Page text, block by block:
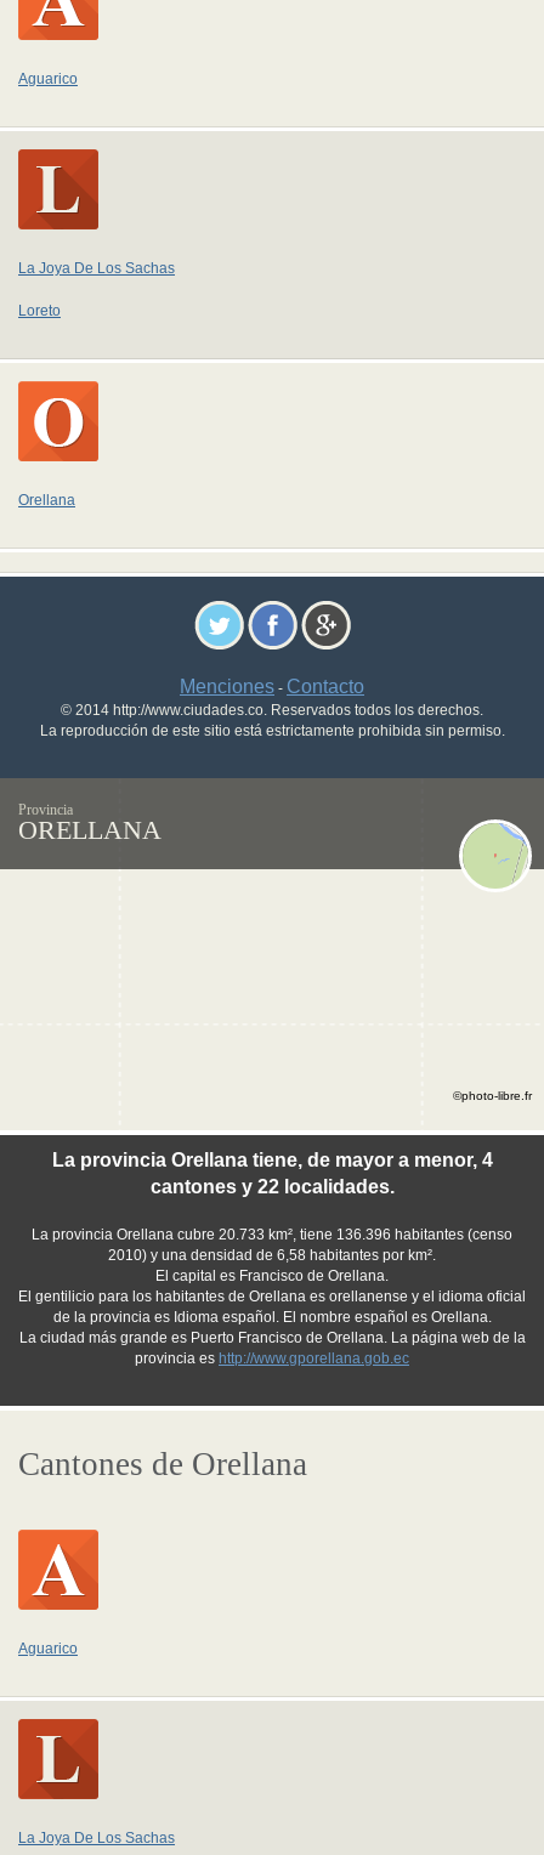
Aguarico
La Joya De Los Sachas
Loreto
Orellana
Menciones - Contacto
© 2014 http://www.ciudades.co. Reservados todos los derechos.
La reproducción de este sitio está estrictamente prohibida sin permiso.
Provincia
ORELLANA
La provincia Orellana tiene, de mayor a menor, 4
cantones y 22 localidades.
La provincia Orellana cubre 20.733 km², tiene 136.396 habitantes (censo
2010) y una densidad de 6,58 habitantes por km².
El capital es Francisco de Orellana.
El gentilicio para los habitantes de Orellana es orellanense y el idioma oficial
de la provincia es Idioma español. El nombre español es Orellana.
La ciudad más grande es Puerto Francisco de Orellana. La página web de la
provincia es http://www.gporellana.gob.ec
©photo-libre.fr
Cantones de Orellana
Aguarico
La Joya De Los Sachas